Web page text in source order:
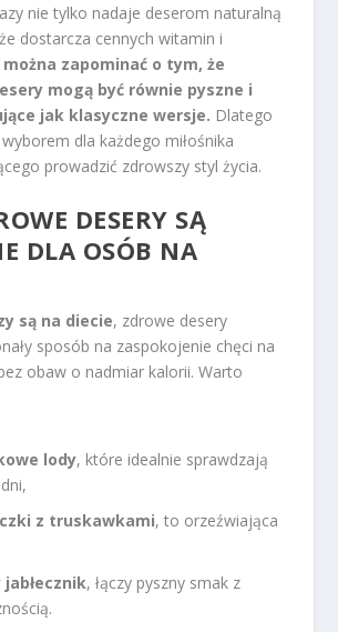
nie tylko nadaje deserom naturalną
dostarcza cennych witamin i
można zapominać o tym, że
mogą być równie pyszne i
jak klasyczne wersje. Dlatego
dla każdego miłośnika
prowadzić zdrowszy styl życia.
DESERY SĄ
DLA OSÓB NA
są na diecie, zdrowe desery
sposób na zaspokojenie chęci na
obaw o nadmiar kalorii. Warto
lody, które idealnie sprawdzają
z truskawkami, to orzeźwiająca
, łączy pyszny smak z